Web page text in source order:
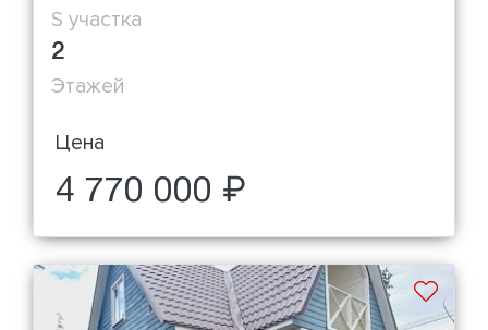
S участка
2
Этажей
Цена
4 770 000 ₽